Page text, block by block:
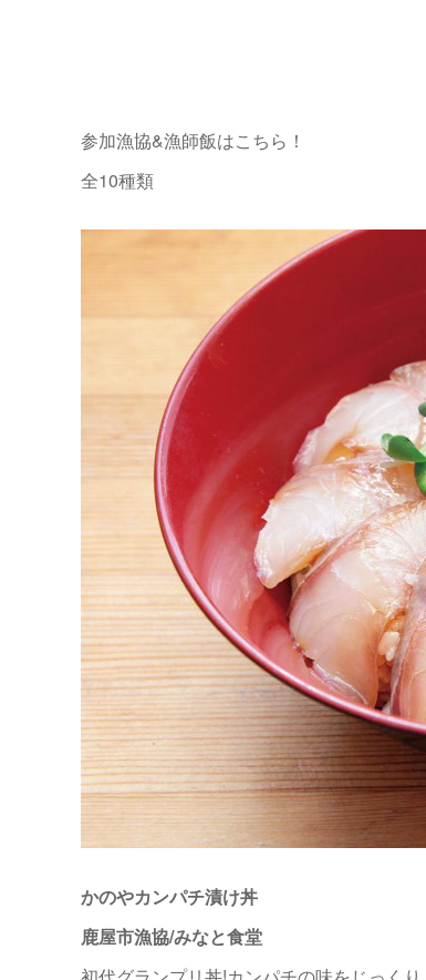
参加漁協&漁師飯はこちら！
全10種類
かのやカンパチ漬け丼
鹿屋市漁協/みなと食堂